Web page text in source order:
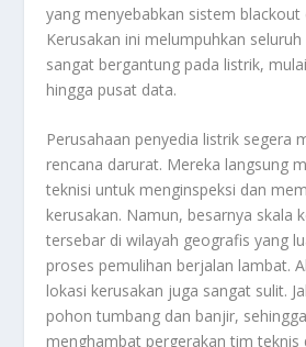
yang menyebabkan sistem blackout
Kerusakan ini melumpuhkan
sangat bergantung pada listrik,
hingga pusat data.
Perusahaan penyedia listrik segera
rencana darurat. Mereka langsung
teknisi untuk menginspeksi dan
kerusakan. Namun, besarnya skala
tersebar di wilayah geografis yang
proses pemulihan berjalan lambat.
lokasi kerusakan juga sangat sulit.
pohon tumbang dan banjir,
menghambat pergerakan tim teknis